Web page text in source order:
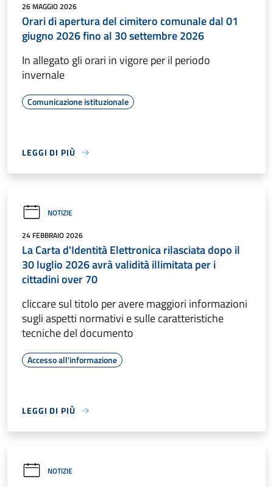
26 MAGGIO 2026
Orari di apertura del cimitero comunale dal 01
giugno 2026 fino al 30 settembre 2026
In allegato gli orari in vigore per il periodo
invernale
Comunicazione istituzionale
LEGGI DI PIÙ
NOTIZIE
24 FEBBRAIO 2026
La Carta d'Identità Elettronica rilasciata dopo il
30 luglio 2026 avrà validità illimitata per i
cittadini over 70
cliccare sul titolo per avere maggiori informazioni
sugli aspetti normativi e sulle caratteristiche
tecniche del documento
Accesso all'informazione
LEGGI DI PIÙ
NOTIZIE